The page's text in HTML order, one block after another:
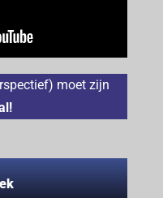
moet zijn